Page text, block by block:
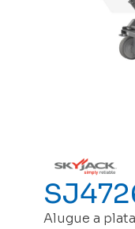
Alugue a